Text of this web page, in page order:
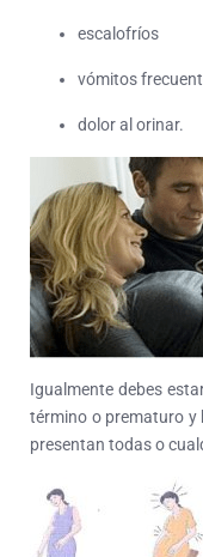
escalofríos
vómitos
dolor al orinar.
Igualmente debes
término o prematuro y
presentan todas o